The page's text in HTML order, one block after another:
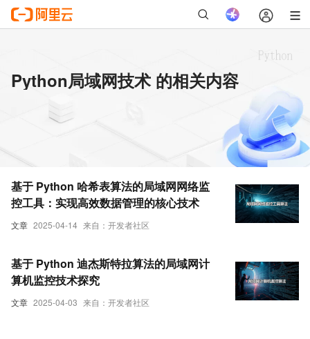
Python局域网技术 的相关内容
文章 2025-04-14 来自：开发者社区
基于 Python 哈希表算法的局域网网络监
控工具：实现高效数据管理的核心技术
文章 2025-04-03 来自：开发者社区
基于 Python 迪杰斯特拉算法的局域网计
算机监控技术探究